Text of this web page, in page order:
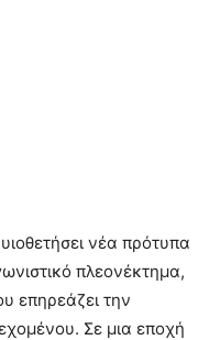
νέα πρότυπα
πλεονέκτημα,
επηρεάζει την
Σε μια εποχή